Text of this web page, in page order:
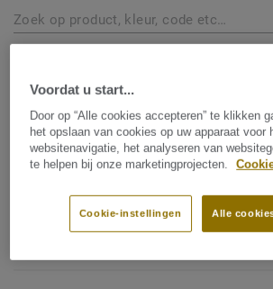
228 documenten
INSTALLATIEHANDLEIDING
Voordat u start...
Door op “Alle cookies accepteren” te klikken
het opslaan van cookies op uw apparaat voor
websitenavigatie, het analyseren van
te helpen bij onze marketingprojecten.
Alle
Cookie-instellingen